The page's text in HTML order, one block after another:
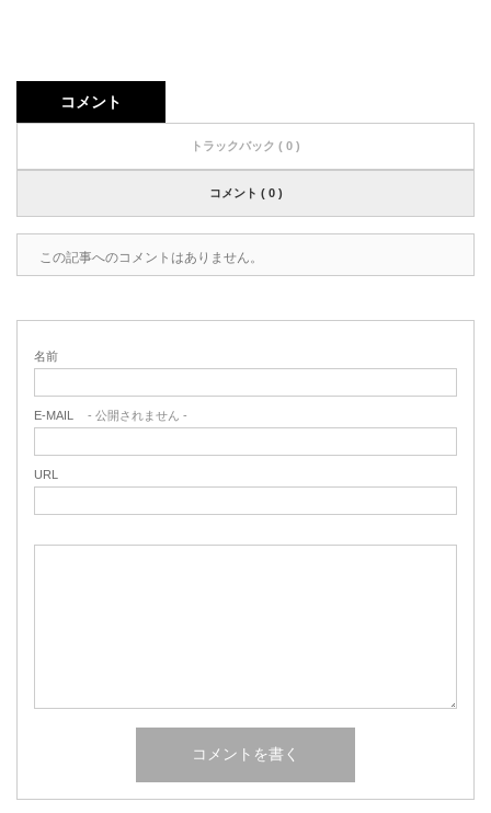
コメント
トラックバック ( 0 )
コメント ( 0 )
この記事へのコメントはありません。
名前
E-MAIL - 公開されません -
URL